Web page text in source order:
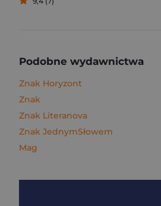
Podobne wydawnictwa
Znak Horyzont
Znak
Znak Literanova
Znak JednymSłowem
Mag